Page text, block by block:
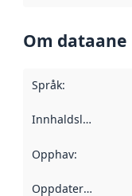
Om dataane
Språk:
Innhaldsleverandørar
Opphav:
Oppdateringsfrekvens